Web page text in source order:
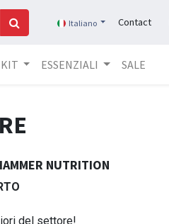
Italiano Contact
KIT ESSENZIALI SALE
NUTRITION
del settore!